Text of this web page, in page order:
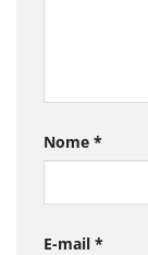
Nome *
E-mail *